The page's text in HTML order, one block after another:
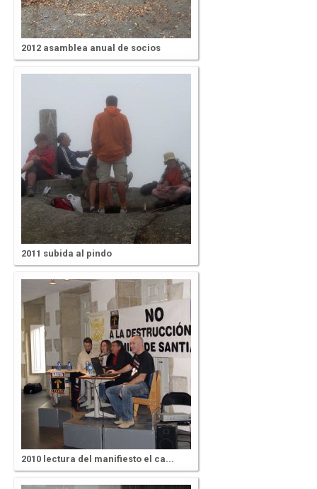
2012 asamblea anual de socios
2011 subida al pindo
2010 lectura del manifiesto el ca...